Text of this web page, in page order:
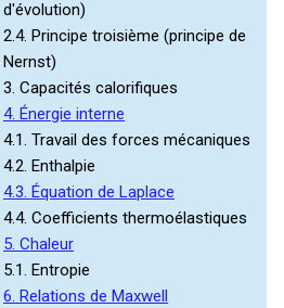
d'évolution)
2.4. Principe troisième (principe de
Nernst)
3. Capacités calorifiques
4. Énergie interne
4.1. Travail des forces mécaniques
4.2. Enthalpie
4.3. Équation de Laplace
4.4. Coefficients thermoélastiques
5. Chaleur
5.1. Entropie
6. Relations de Maxwell